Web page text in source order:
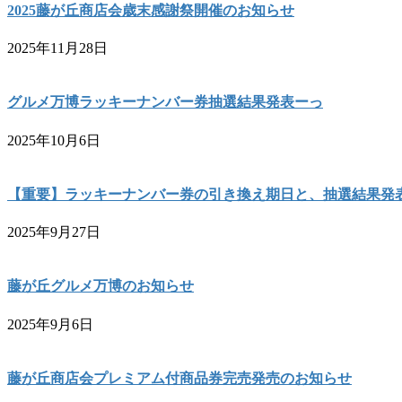
2025藤が丘商店会歳末感謝祭開催のお知らせ
2025年11月28日
グルメ万博ラッキーナンバー券抽選結果発表ーっ
2025年10月6日
【重要】ラッキーナンバー券の引き換え期日と、抽選結果発
2025年9月27日
藤が丘グルメ万博のお知らせ
2025年9月6日
藤が丘商店会プレミアム付商品券完売発売のお知らせ